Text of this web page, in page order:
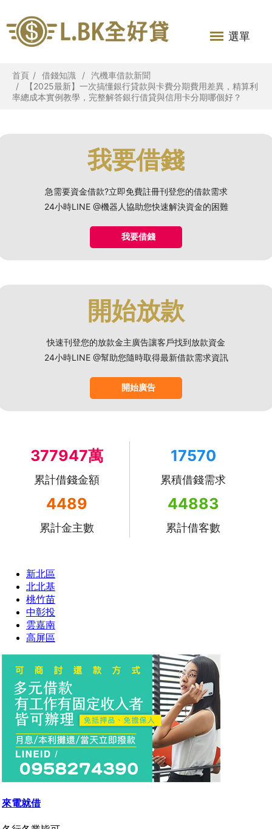
選單
首頁 借錢知識
汽機車借款新聞
【2025最新】一次搞懂銀行貸款與卡費分期費用差異，精算利
率總成本實例教學，完整解答銀行借貸與信用卡分期哪個好？
我要借錢
急需要資金借款?立即免費註冊刊登您的借款需求
24小時LINE @機器人協助您快速解決資金的困難
我要借錢
開始放款
快速刊登您的放款金主廣告讓客戶找到放款資金
24小時LINE @幫助您隨時取得最新借款需求資訊
開始廣告
377947萬
累計借錢金額
17570
累積借錢需求
4489
累計金主數
44883
累計借客數